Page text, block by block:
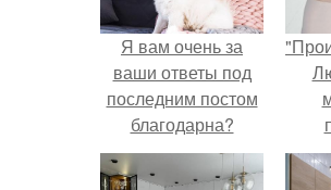
Я вам очень за
ваши ответы под
последним постом
благодарна?